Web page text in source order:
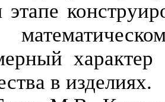
этапе
характер
в изделиях.